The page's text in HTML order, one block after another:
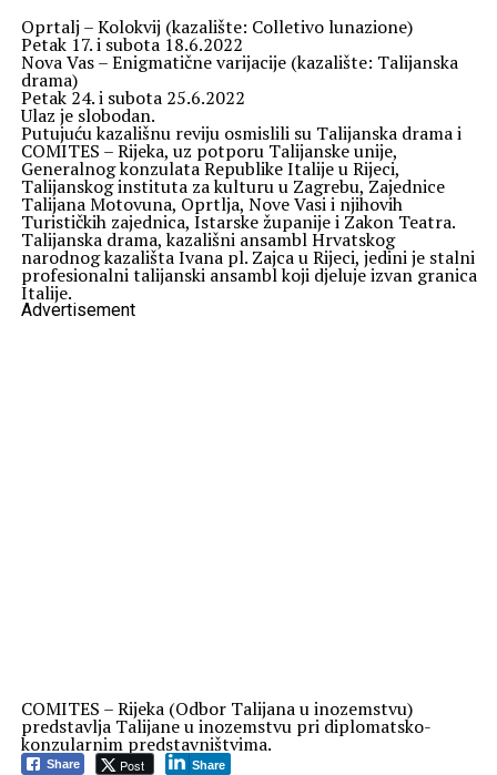
Oprtalj – Kolokvij (kazalište: Colletivo lunazione)
Petak 17. i subota 18.6.2022
Nova Vas – Enigmatične varijacije (kazalište: Talijanska
drama)
Petak 24. i subota 25.6.2022
Ulaz je slobodan.
Putujuću kazališnu reviju osmislili su Talijanska drama i
COMITES – Rijeka, uz potporu Talijanske unije,
Generalnog konzulata Republike Italije u Rijeci,
Talijanskog instituta za kulturu u Zagrebu, Zajednice
Talijana Motovuna, Oprtlja, Nove Vasi i njihovih
Turističkih zajednica, Istarske županije i Zakon Teatra.
Talijanska drama, kazališni ansambl Hrvatskog
narodnog kazališta Ivana pl. Zajca u Rijeci, jedini je stalni
profesionalni talijanski ansambl koji djeluje izvan granica
Italije.
Advertisement
COMITES – Rijeka (Odbor Talijana u inozemstvu)
predstavlja Talijane u inozemstvu pri diplomatsko-
konzularnim predstavništvima.
Share Post Share